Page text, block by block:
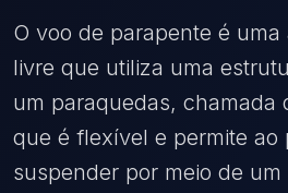
O voo de parapente é
livre que utiliza uma
um paraquedas, chamada
que é flexível e permite ao
suspender por meio de